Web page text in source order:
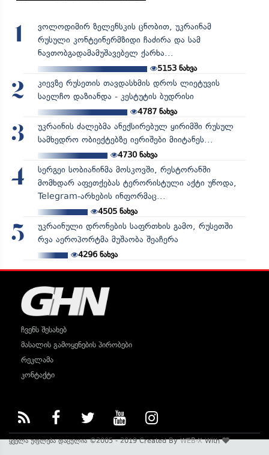
1
ვოლოდიმირ ზელენსკის ცნობით, უკრაინამ
რუსული კონტეინერმზიდი ჩაძირა და სამ
ნავთობგადამამუშავებელ ქარხა...
5153 ნახვა
2
კიევზე რუსეთის თავდასხმის დროს ლიეტუვის
საელჩო დაზიანდა - კესტუტის ბუდრისი
4787ნახვა
3
უკრაინის ძალებმა ანექსირებულ ყირიმში რუსულ
სამხედრო ობიექტებზე იერიშები მიიტანეს...
4730ნახვა
4
სერგეი სობიანინმა მოსკოვში, რესტორანში
მომხდარ აფეთქებას ტერორისტული აქტი უწოდა,
Telegram-არხების ინფორმაც...
4505ნახვა
5
უკრაინული დრონების საფრთხის გამო, რუსეთში
რვა აეროპორტმა მუშაობა შეაჩერა
4296ნახვა
ჩვენს შესახებ
მასალის გამოყენების პირობები
რეკლამა
კონტაქტი
ყველა უფლება დაცულია ©2005 - 2019 Created ByWEB-XWith